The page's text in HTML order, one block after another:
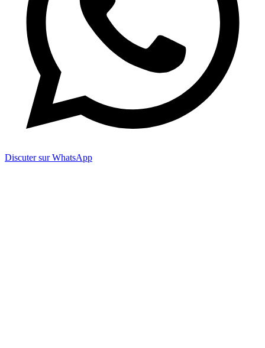
Discuter sur WhatsApp